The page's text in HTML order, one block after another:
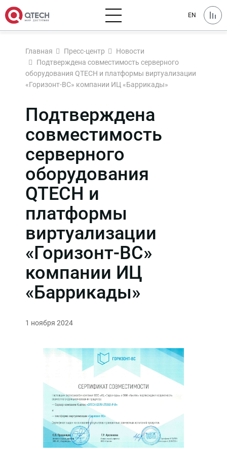
EN
Главная Пресс-центр
Новости
Подтверждена совместимость серверного
оборудования QTECH и платформы виртуализации
«Горизонт-ВС» компании ИЦ «Баррикады»
Подтверждена
совместимость
серверного
оборудования
QTECH и
платформы
виртуализации
«Горизонт-ВС»
компании ИЦ
«Баррикады»
1 ноября 2024